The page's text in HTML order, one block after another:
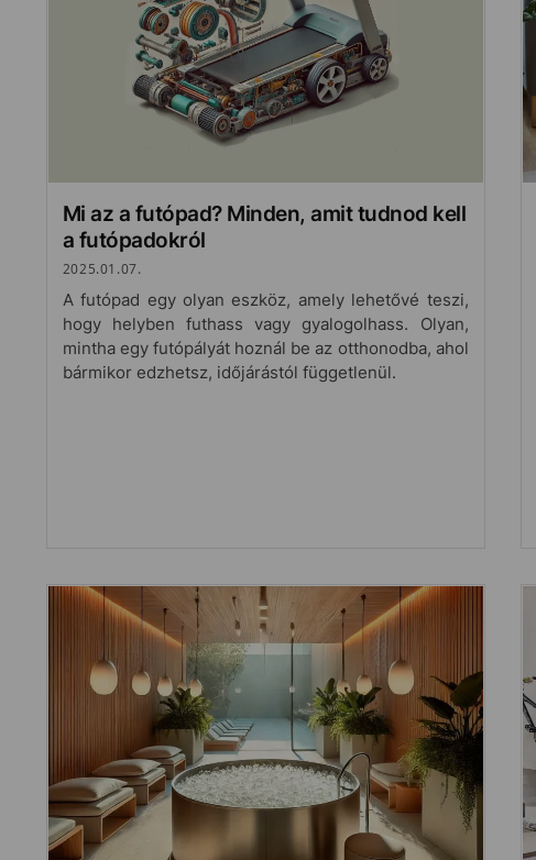
Mi az a futópad? Minden, amit tudnod kell
a futópadokról
2025.01.07.
A futópad egy olyan eszköz, amely lehetővé teszi,
hogy helyben futhass vagy gyalogolhass. Olyan,
mintha egy futópályát hoznál be az otthonodba, ahol
bármikor edzhetsz, időjárástól függetlenül.